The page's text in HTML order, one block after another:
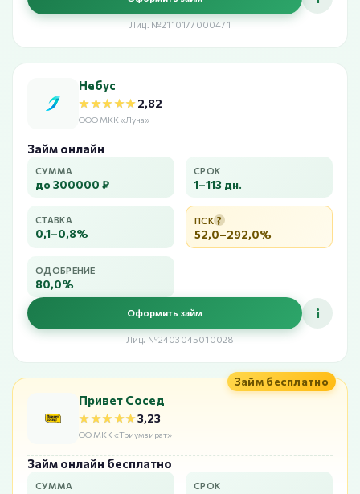
Лиц. №2110177000471
Небус
★★★★★
★★★★★2,82
ООО МКК «Луна»
Займ онлайн
СУММА
до 300000 ₽
СРОК
1–113 дн.
СТАВКА
0,1–0,8%
ПСК ?
52,0–292,0%
ОДОБРЕНИЕ
80,0%
Оформить займ i
Лиц. №2403045010028
Займ бесплатно
Привет Сосед
★★★★★
★★★★★3,23
ОО МКК «Триумвират»
Займ онлайн бесплатно
СУММА СРОК